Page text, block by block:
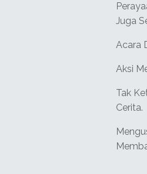
Juga
Acara
Aksi
Tak
Cerita.